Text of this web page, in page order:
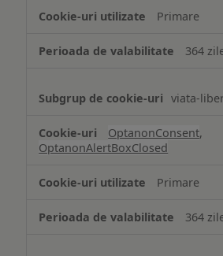
necesare
Primare
364
viata-
OptanonConsent,
OptanonAlertBoxClosed
Primare
364